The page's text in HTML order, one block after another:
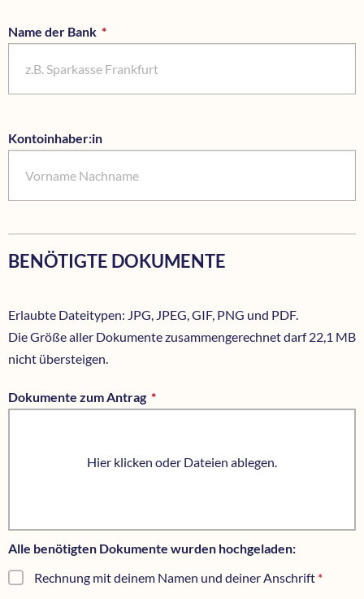
Name der Bank *
Kontoinhaber:in
BENÖTIGTE DOKUMENTE
Erlaubte Dateitypen: JPG, JPEG, GIF, PNG und PDF.
Die Größe aller Dokumente zusammengerechnet darf 22,1 MB
nicht übersteigen.
Dokumente zum Antrag *
Hier klicken oder Dateien ablegen.
Alle benötigten Dokumente wurden hochgeladen:
Rechnung mit deinem Namen und deiner Anschrift *